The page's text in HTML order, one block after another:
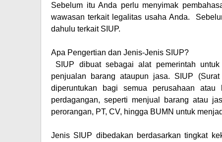
Sebelum itu Anda perlu menyimak
wawasan terkait legalitas usaha Anda.
dahulu terkait SIUP.
Apa Pengertian dan Jenis-Jenis SIUP?
SIUP dibuat sebagai alat pemerintah
penjualan barang ataupun jasa. SIUP
diperuntukan bagi semua perusahaan
perdagangan, seperti menjual barang atau
perorangan, PT, CV, hingga BUMN untuk
Jenis SIUP dibedakan berdasarkan tingkat